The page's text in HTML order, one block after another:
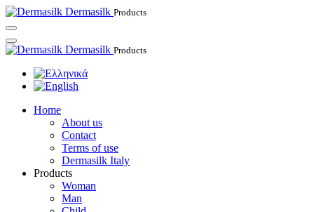
Dermasilk Products
Dermasilk Products
Home
About us
Contact
Terms of use
Dermasilk Italy
Products
Woman
Man